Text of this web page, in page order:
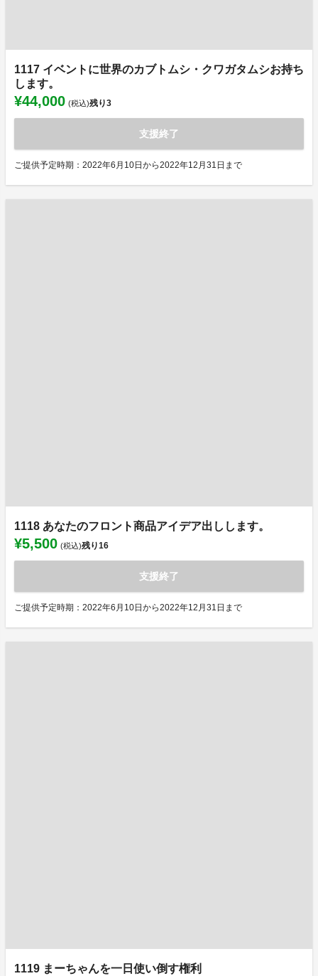
1117 イベントに世界のカブトムシ・クワガタムシお持ち
します。
¥44,000 (税込)残り3
支援終了
ご提供予定時期：2022年6月10日から2022年12月31日まで
1118 あなたのフロント商品アイデア出しします。
¥5,500 (税込)残り16
支援終了
ご提供予定時期：2022年6月10日から2022年12月31日まで
1119 まーちゃんを一日使い倒す権利